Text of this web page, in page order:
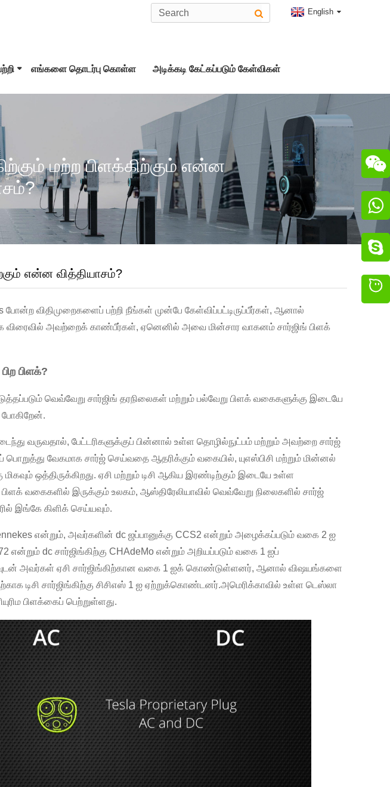
English
எங்களை தொடர்பு கொள்ள அடிக்கடி கேட்கப்படும் கேள்விகள்
மற்ற பிளக்கிற்கும் என்ன
என்ன வித்தியாசம்?
விதிமுறைகளைப் பற்றி நீங்கள் முன்பே கேள்விப்பட்டிருப்பீர்கள், ஆனால்
விரைவில் அவற்றைக் காண்பீர்கள், ஏனெனில் அவை மின்சார வாகனம் சார்ஜிங் பிளக்
பிளக்?
வெவ்வேறு சார்ஜிங் தரநிலைகள் மற்றும் பல்வேறு பிளக் வகைகளுக்கு இடையே
போகிறேன்.
வருவதால், பேட்டரிகளுக்குப் பின்னால் உள்ள தொழில்நுட்பம் மற்றும் அவற்றை சார்ஜ்
பொறுத்து வேகமாக சார்ஜ் செய்வதை ஆதரிக்கும் வகையில், யுஎஸ்பிசி மற்றும் மின்னல்
ஒத்திருக்கிறது. ஏசி மற்றும் டிசி ஆகிய இரண்டிற்கும் இடையே உள்ள
பிளக் வகைகளில் இருக்கும் உலகம், ஆஸ்திரேலியாவில் வெவ்வேறு நிலைகளில் சார்ஜ்
இங்கே கிளிக் செய்யவும்.
என்றும், அவர்களின் dc ஜப்பானுக்கு CCS2 என்றும் அழைக்கப்படும் வகை 2 ஐ
என்றும் dc சார்ஜிங்கிற்கு CHAdeMo என்றும் அறியப்படும் வகை 1 ஐப்
அவர்கள் ஏசி சார்ஜிங்கிற்கான வகை 1 ஐக் கொண்டுள்ளனர், ஆனால் விஷயங்களை
டிசி சார்ஜிங்கிற்கு சிசிஎஸ் 1 ஐ ஏற்றுக்கொண்டனர்.அமெரிக்காவில் உள்ள டெஸ்லா
பிளக்கைப் பெற்றுள்ளது.


